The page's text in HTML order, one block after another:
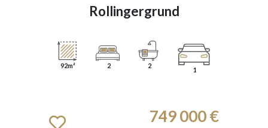
Rollingergrund
92m² 2 2
1
749 000 €